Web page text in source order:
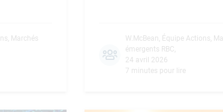
Marchés
W.McBean Équipe Actions,
émergents RBC
24 avril 2026
7 minutes pour lire